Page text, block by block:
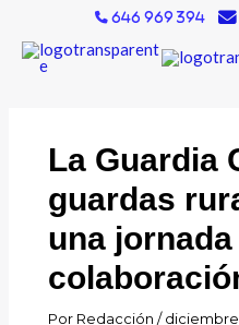
contenido
646 969 394
La Guardia
guardas
una jornada
Por Redacción/diciembre